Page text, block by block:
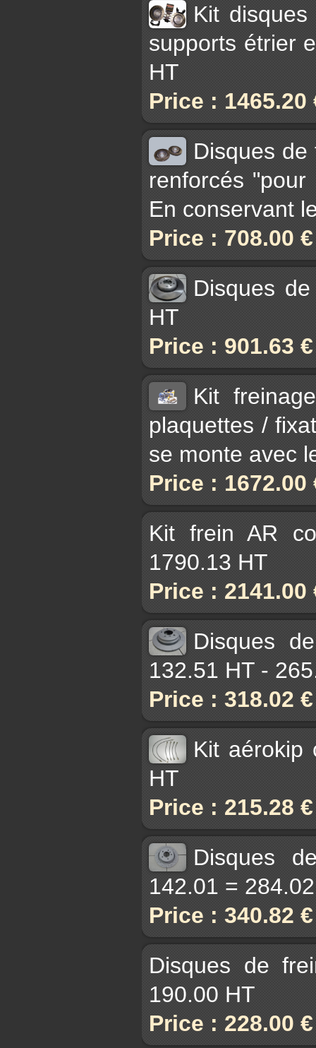
Kit
supports étrier
HT
Price : 1465.20
Disques de
renforcés
En conservant
Price : 708.00
Disques
HT
Price : 901.63
Kit
plaquettes /
se monte avec
Price : 1672.00
Kit frein AR
1790.13 HT
Price : 2141.00
Disques
132.51 HT -
Price : 318.02
Kit aérokip
HT
Price : 215.28
Disques
142.01 =
Price : 340.82
Disques de
190.00 HT
Price : 228.00